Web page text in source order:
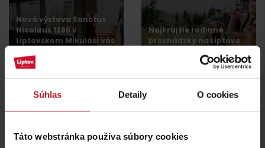
Súhlas Detaily O cookies
Táto webstránka používa súbory cookies
Nová výstava Sanctus
Nicolaus 1286 v
Liptovskom Mikuláši vás
Liptovský Mikuláš
Najkrajšie rodinné
prechádzky na Liptove
región Liptov